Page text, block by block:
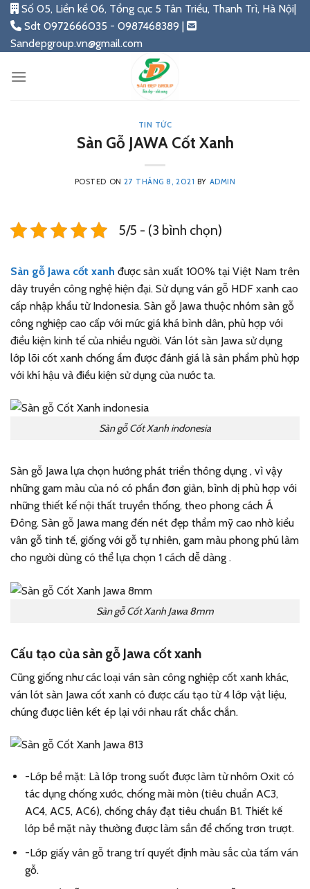
Skip
content
Số 05, Liền kề 06, Tổng cục 5 Tân Triều, Thanh Trì, Hà Nội|
Sdt 0972666035 - 0987468389 |
Sandepgroup.vn@gmail.com
TIN TỨC
Sàn Gỗ JAWA Cốt Xanh
POSTED ON27 THÁNG 8, 2021 BY ADMIN
5/5 - (3 bình chọn)
Sàn gỗ Jawa cốt xanh được sản xuất 100% tại Việt Nam trên
dây truyền công nghệ hiện đại. Sử dụng ván gỗ HDF xanh cao
cấp nhập khẩu từ Indonesia. Sàn gỗ Jawa thuộc nhóm sàn gỗ
công nghiệp cao cấp với mức giá khá bình dân, phù hợp với
điều kiện kinh tế của nhiều người. Ván lót sàn Jawa sử dụng
lớp lõi cốt xanh chống ẩm được đánh giá là sản phẩm phù hợp
với khí hậu và điều kiện sử dụng của nước ta.
Sàn gỗ Cốt Xanh indonesia
Sàn gỗ Jawa lựa chọn hướng phát triển thông dụng , vì vậy
những gam màu của nó có phần đơn giản, bình dị phù hợp với
những thiết kế nội thất truyền thống, theo phong cách Á
Đông. Sàn gỗ Jawa mang đến nét đẹp thẩm mỹ cao nhờ kiểu
vân gỗ tinh tế, giống với gỗ tự nhiên, gam màu phong phú làm
cho người dùng có thể lựa chọn 1 cách dễ dàng .
Sàn gỗ Cốt Xanh Jawa 8mm
Cấu tạo của sàn gỗ Jawa cốt xanh
Cũng giống như các loại ván sàn công nghiệp cốt xanh khác,
ván lót sàn Jawa cốt xanh có được cấu tạo từ 4 lớp vật liệu,
chúng được liên kết ép lại với nhau rất chắc chắn.
-Lớp bề mặt: Là lớp trong suốt được làm từ nhôm Oxit có
tác dụng chống xước, chống mài mòn (tiêu chuẩn AC3,
AC4, AC5, AC6), chống cháy đạt tiêu chuẩn B1. Thiết kế
lớp bề mặt này thường được làm sần để chống trơn trượt.
-Lớp giấy vân gỗ trang trí quyết định màu sắc của tấm ván
gỗ.